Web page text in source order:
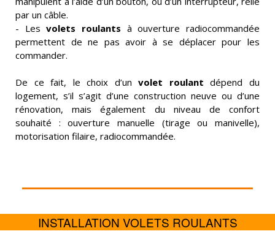
par un câble.
- Lesvolets roulants à ouverture radiocommandée
permettent de ne pas avoir à se déplacer pour les
commander.
De ce fait, le choix d’unvolet roulant dépend du
logement, s’il s’agit d’une construction neuve ou d’une
rénovation, mais également du niveau de confort
souhaité : ouverture manuelle (tirage ou manivelle),
motorisation filaire, radiocommandée.
INSTALLATION VOLETS ROULANTS